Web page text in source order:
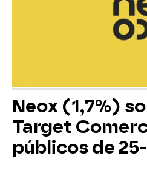
Neox (1,7%)
Target
públicos de